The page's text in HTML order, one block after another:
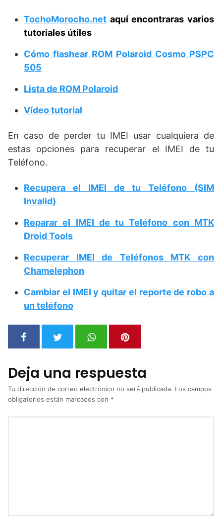
TochoMorocho.net aquí encontraras varios
tutoriales útiles
Cómo flashear ROM Polaroid Cosmo PSPC
505
Lista de ROM Polaroid
Vídeo tutorial
En caso de perder tu IMEI usar cualquiera de
estas opciones para recuperar el IMEI de tu
Teléfono.
Recupera el IMEI de tu Teléfono (SIM
Invalid)
Reparar el IMEI de tu Teléfono con MTK
Droid Tools
Recuperar IMEI de Teléfonos MTK con
Chamelephon
Cambiar el IMEI y quitar el reporte de robo a
un teléfono
Deja una respuesta
Tu dirección de correo electrónico no será publicada. Los campos
obligatorios están marcados con *